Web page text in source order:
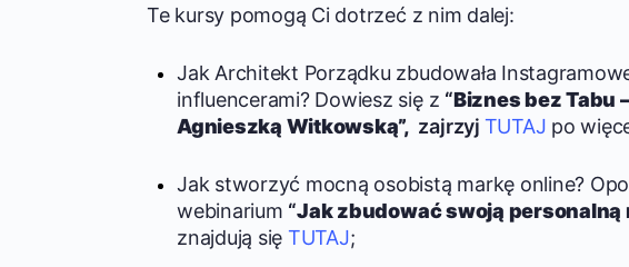
Te kursy pomogą Ci dotrzeć z nim dalej:
Jak Architekt Porządku zbudowała
influencerami? Dowiesz się z “Biznes bez Tabu
Agnieszką Witkowską”, zajrzyj TUTAJ po
Jak stworzyć mocną osobistą markę online?
webinarium “Jak zbudować swoją personalną
znajdują się TUTAJ;